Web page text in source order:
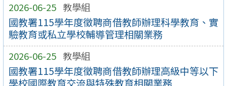
2026-06-25 教學組
國教署115學年度徵聘商借教師辦理科學教育、實
驗教育或私立學校輔導管理相關業務
2026-06-25 教學組
國教署115學年度徵聘商借教師辦理高級中等以下
學校國際教育交流與特殊教育相關業務